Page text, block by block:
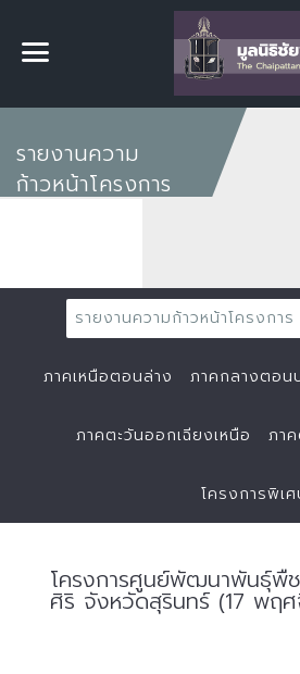
รายงานความ
ก้าวหน้าโครงการ
รายงานความก้าวหน้าโครงการ
ภาคเหนือตอนล่าง ภาคกลางตอน
ภาคตะวันออกเฉียงเหนือ ภา
โครงการพิเ
โครงการศูนย์พัฒนาพันธุ์พื
ศิริ จังหวัดสุรินทร์ (17 พฤ